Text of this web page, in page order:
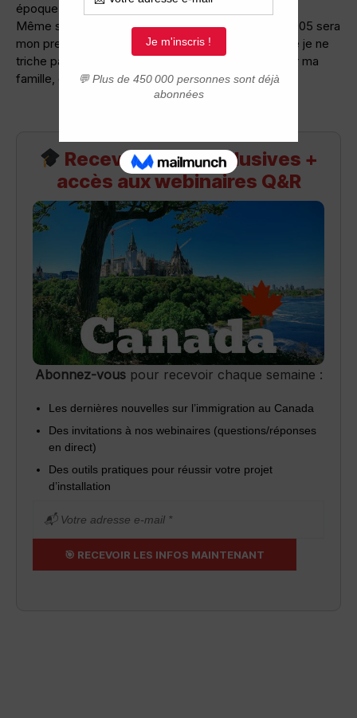
époque…..
Même si je vis au Québec depuis mai 2004, Noël 2005 sera
mon premier Noël Québécois. En effet, cette année je ne
triche pas. Je ne retourne pas en France à Noël voir ma
famille, comme je l’avais fait l’année passée.
Recevez infos exclusives +
accès aux webinaires Q&R
Abonnez-vouspour recevoir chaque semaine :
Les dernières nouvelles sur l’immigration au Canada
Des invitations à nos webinaires (questions/réponses
en direct)
Des outils pratiques pour réussir votre projet
d’installation